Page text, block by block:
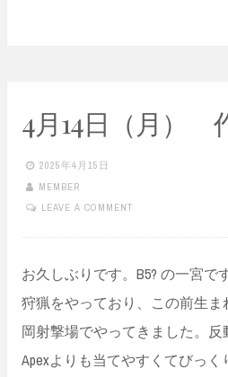
4月14日（月）
2025年4月15日
MEMBER
LEAVE A COMMENT
お久しぶりです。B5? の一宮で
狩猟をやっており、この前生
岡射撃場でやってきました。反
Apexよりも当てやすくてびっ